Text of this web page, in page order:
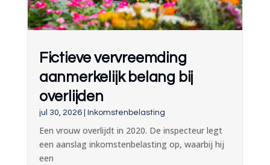
Fictieve vervreemding
aanmerkelijk belang bij
overlijden
jul 30, 2026| Inkomstenbelasting
Een vrouw overlijdt in 2020. De inspecteur legt
een aanslag inkomstenbelasting op, waarbij hij
een